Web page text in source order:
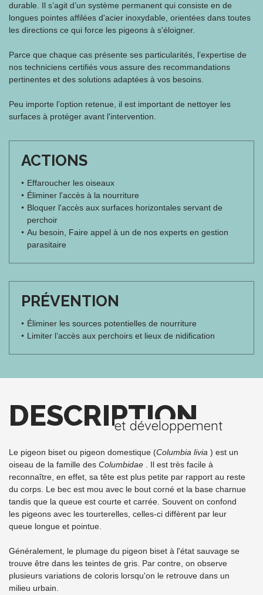
durable. Il s’agit d’un système permanent qui consiste en de
longues pointes affilées d'acier inoxydable, orientées dans toutes
les directions ce qui force les pigeons à s'éloigner.
Parce que chaque cas présente ses particularités, l’expertise de
nos techniciens certifiés vous assure des recommandations
pertinentes et des solutions adaptées à vos besoins.
Peu importe l’option retenue, il est important de nettoyer les
surfaces à protéger avant l'intervention.
ACTIONS
Effaroucher les oiseaux
Éliminer l'accès à la nourriture
Bloquer l'accès aux surfaces horizontales servant de
perchoir
Au besoin, Faire appel à un de nos experts en gestion
parasitaire
PRÉVENTION
Éliminer les sources potentielles de nourriture
Limiter l’accès aux perchoirs et lieux de nidification
DESCRIPTION
et développement
Le pigeon biset ou pigeon domestique (Columbia livia ) est un
oiseau de la famille des Columbidae . Il est très facile à
reconnaître, en effet, sa tête est plus petite par rapport au reste
du corps. Le bec est mou avec le bout corné et la base charnue
tandis que la queue est courte et carrée. Souvent on confond
les pigeons avec les tourterelles, celles-ci diffèrent par leur
queue longue et pointue.
Généralement, le plumage du pigeon biset à l'état sauvage se
trouve être dans les teintes de gris. Par contre, on observe
plusieurs variations de coloris lorsqu'on le retrouve dans un
milieu urbain.